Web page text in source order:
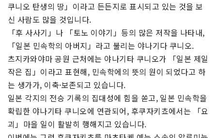
쿠니오 탄생의 땅」이라고 든든지로 표시되고 있는 것을 보
신 사람도 많을 것입니다.
「후 사사기」나 「토노 이야기」등의 많은 저작을 나타내,
「일본 민속학의 아버지」라고 불리는 야나기다 쿠니오.
츠지카와야마 공원 근처에는 야나기타 쿠니오가 「일본 제일
작은 집」이라고 표현해, 민속학에의 뜻의 원이 되었다고 하
는 생가가, 이축·보존되고 있습니다.
일본 각지의 전승 기록의 집대성에 힘을 쏟고, 일본 민속학을
확립한 야나기타 쿠니오에 연관되어, 후쿠자키쵸에서는 「요
괴」마을 일이 활발히 행해지고 있습니다.